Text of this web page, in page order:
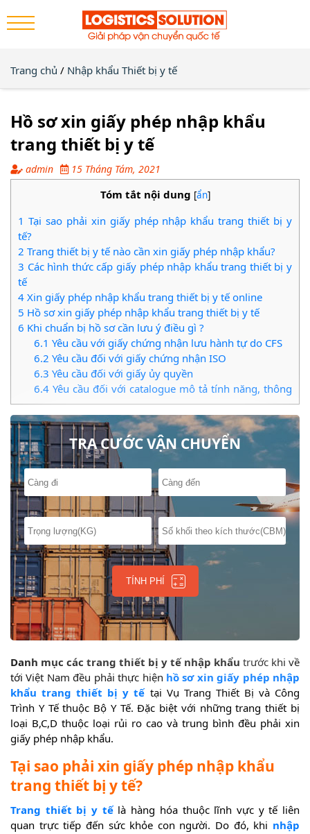
Trang chủ / Nhập khẩu Thiết bị y tế
Hồ sơ xin giấy phép nhập khẩu
trang thiết bị y tế
admin 15 Tháng Tám, 2021
Tóm tắt nội dung [ẩn]
1 Tại sao phải xin giấy phép nhập khẩu trang thiết bị y
tế?
2 Trang thiết bị y tế nào cần xin giấy phép nhập khẩu?
3 Các hình thức cấp giấy phép nhập khẩu trang thiết bị y
tế
4 Xin giấy phép nhập khẩu trang thiết bị y tế online
5 Hồ sơ xin giấy phép nhập khẩu trang thiết bị y tế
6 Khi chuẩn bị hồ sơ cần lưu ý điều gì ?
6.1 Yêu cầu với giấy chứng nhận lưu hành tự do CFS
6.2 Yêu cầu đối với giấy chứng nhận ISO
6.3 Yêu cầu đối với giấy ủy quyền
6.4Yêu cầu đối với catalogue mô tả tính năng, thông
số kỹ thuật
7Các bước làm thủ tục cấp mới giấy phép nhập khẩu
trang thiết bị y tế
7.1Thời gian cấp phép nhập khẩu trang thiết bị y tế
7.2Hiệu lực của giấy phép nhập khẩu trang thiết bị y
tế
TRA CƯỚC VẬN CHUYỂN
TÍNH PHÍ
Danh mục các trang thiết bị y tế nhập khẩu trước khi về
tới Việt Nam đều phải thực hiện hồ sơ xin giấy phép nhập
khẩu trang thiết bị y tếtại Vụ Trang Thiết Bị và Công
Trình Y Tế thuộc Bộ Y Tế. Đặc biệt với những trang thiết bị
loại B,C,D thuộc loại rủi ro cao và trung bình đều phải xin
giấy phép nhập khẩu.
Tại sao phải xin giấy phép nhập khẩu
trang thiết bị y tế?
Trang thiết bị y tếlà hàng hóa thuộc lĩnh vực y tế liên
quan trực tiếp đến sức khỏe con người. Do đó, khi nhập